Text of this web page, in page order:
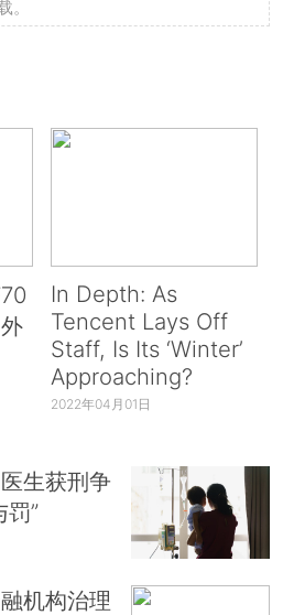
。
In Depth: As
Tencent Lays Off
Staff, Is Its ‘Winter’
Approaching?
2022年04月01日
生获刑争
罚”
机构治理